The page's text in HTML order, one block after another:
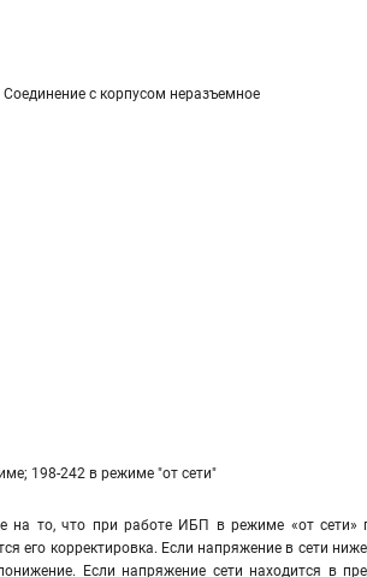
с корпусом неразъемное
198-242 в режиме "от сети"
то, что при работе ИБП в режиме «от сети»
его корректировка. Если напряжение в сети
Если напряжение сети находится в